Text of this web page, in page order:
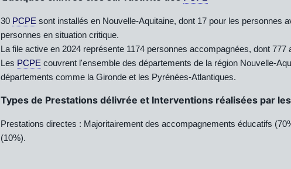
30 PCPE sont installés en Nouvelle-Aquitaine, dont 17 pour les personnes
personnes en situation critique.
La file active en 2024 représente 1174 personnes accompagnées, dont 777
Les PCPE couvrent l'ensemble des départements de la région Nouvelle-
départements comme la Gironde et les Pyrénées-Atlantiques.
Types de Prestations délivrée et Interventions réalisées par les
Prestations directes : Majoritairement des accompagnements éducatifs
(10%).